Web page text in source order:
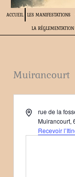
ACCUEIL LES MANIFESTATIONS
LA RÉGLEMENTATION
Muirancourt
Adresserue de la
Muirancourt,
Recevoir